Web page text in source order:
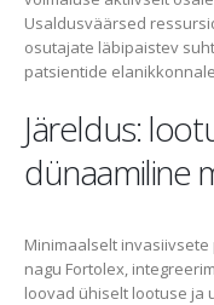
Usaldusväärsed
osutajate läbipaistev
patsientide
Järeldus:
dünaamiline
Minimaalselt
nagu Fortolex,
loovad ühiselt lootuse ja